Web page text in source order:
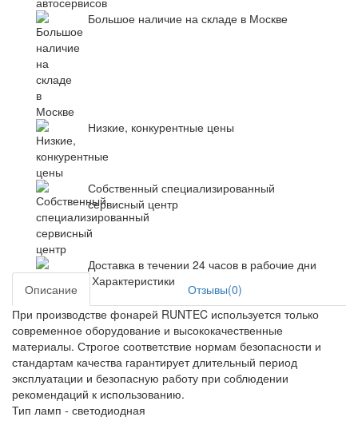
Большое наличие на складе в Москве
Низкие, конкурентные цены
Собственный специализированный
сервисный центр
Доставка в течении 24 часов в рабочие дни
Описание
Характеристики
Отзывы(0)
При производстве фонарей RUNTEC используется только
современное оборудование и высококачественные
материалы. Строгое соответствие нормам безопасности и
стандартам качества гарантирует длительный период
эксплуатации и безопасную работу при соблюдении
рекомендаций к использованию.
Тип ламп - светодиодная